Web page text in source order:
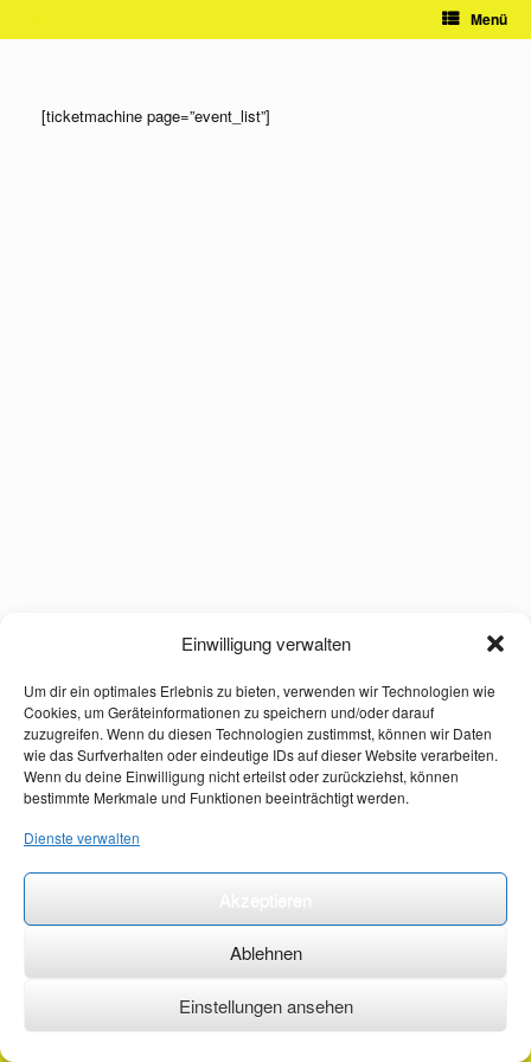
Einwilligung verwalten
Um dir ein optimales Erlebnis zu bieten, verwenden wir Technologien wie
Cookies, um Geräteinformationen zu speichern und/oder darauf
zuzugreifen. Wenn du diesen Technologien zustimmst, können wir Daten
wie das Surfverhalten oder eindeutige IDs auf dieser Website verarbeiten.
Wenn du deine Einwilligung nicht erteilst oder zurückziehst, können
bestimmte Merkmale und Funktionen beeinträchtigt werden.
Dienste verwalten
Ablehnen
Einstellungen ansehen
Menü
[ticketmachine page=”event_list”]
©2026 ·erstehilfekurs-mauch.de ·AGB ·Datenschutzerklärung ·Impressum ·